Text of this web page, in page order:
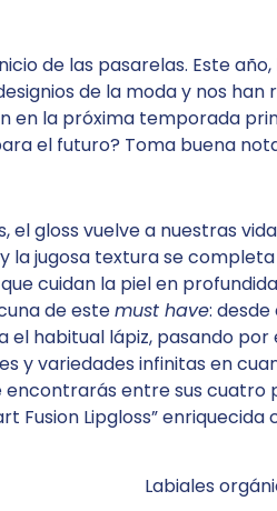
de las pasarelas. Este
de la moda y nos han
en la próxima temporada
el futuro? Toma buena
el gloss vuelve a nuestras
la jugosa textura se
cuidan la piel en
de estemust have:
el habitual lápiz, pasando
y variedades infinitas en
entre sus cuatro
Fusion Lipgloss”
Labiales